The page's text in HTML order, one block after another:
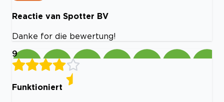
Reactie van Spotter BV
Danke for die bewertung!
9
Funktioniert